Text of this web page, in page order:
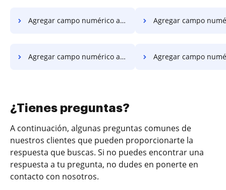
Agregar campo numérico a PDF en Microsoft Edge Agregar campo numérico a
Agregar campo numérico al PDF en Vivaldi Agregar campo numérico al
¿Tienes preguntas?
A continuación, algunas preguntas comunes de
nuestros clientes que pueden proporcionarte la
respuesta que buscas. Si no puedes encontrar una
respuesta a tu pregunta, no dudes en ponerte en
contacto con nosotros.